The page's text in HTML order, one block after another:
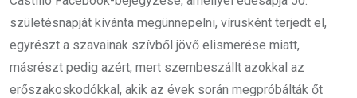
születésnapját kívánta megünnepelni, vírusként terjedt el,
egyrészt a szavainak szívből jövő elismerése miatt,
másrészt pedig azért, mert szembeszállt azokkal az
erőszakoskodókkal, akik az évek során megpróbálták őt